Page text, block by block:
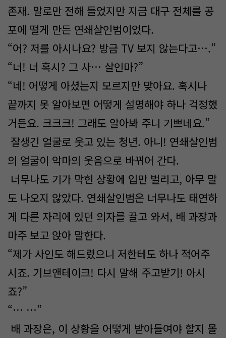
존재. 말로만 전해 들었지만 지금 대구 전체를 공
포에 떨게 만든 연쇄살인범이었다.
“어? 저를 아시나요? 방금 TV 보지 않는다고….”
“너! 너 혹시? 그 사… 살인마?”
“네! 어떻게 아셨는지 모르지만 맞아요. 혹시나
끝까지 못 알아보면 어떻게 설명해야 하나 걱정했
거든요. 크크크! 그래도 알아봐 주니 기쁘네요.”
잘생긴 얼굴로 웃고 있는 청년. 아니! 연쇄살인범
의 얼굴이 악마의 웃음으로 바뀌어 간다.
너무나도 기가 막힌 상황에 입만 벌리고, 아무 말
도 나오지 않았다. 연쇄살인범은 너무나도 태연하
게 다른 자리에 있던 의자를 끌고 와서, 배 과장과
마주 보고 앉아 말한다.
“제가 사인도 해드렸으니 저한테도 하나 적어주
시죠. 기브앤테이크! 다시 말해 주고받기! 아시
죠?”
“… …”
배 과장은, 이 상황을 어떻게 받아들여야 할지 몰